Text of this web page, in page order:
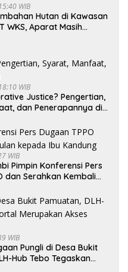
WIB
Hutan di Kawasan
WKS, Aparat Masih
WIB
Justice? Pengertian,
dan Penerapannya di
WIB
Pimpin Konferensi Pers
dan Serahkan Kembali
WIB
Pungli di Desa Bukit
Hub Tebo Tegaskan